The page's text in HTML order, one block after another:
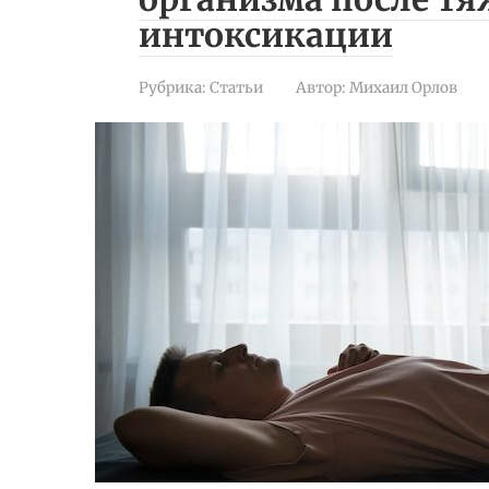
интоксикации
Рубрика: Статьи Автор: Михаил Орлов